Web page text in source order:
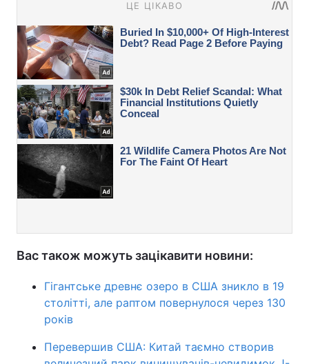
Вас також можуть зацікавити новини:
Гігантське древнє озеро в США зникло в 19
столітті, але раптом повернулося через 130
років
Перевершив США: Китай таємно створив